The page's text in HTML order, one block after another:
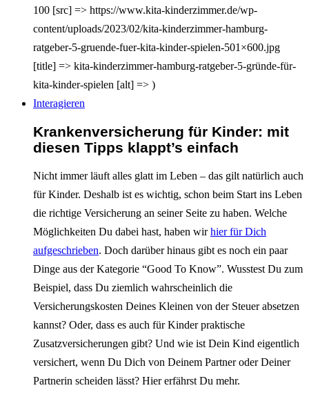
100 [src] => https://www.kita-kinderzimmer.de/wp-
content/uploads/2023/02/kita-kinderzimmer-hamburg-
ratgeber-5-gruende-fuer-kita-kinder-spielen-501×600.jpg
[title] => kita-kinderzimmer-hamburg-ratgeber-5-gründe-für-
kita-kinder-spielen [alt] => )
Interagieren
Krankenversicherung für Kinder: mit
diesen Tipps klappt’s einfach
Nicht immer läuft alles glatt im Leben – das gilt natürlich auch
für Kinder. Deshalb ist es wichtig, schon beim Start ins Leben
die richtige Versicherung an seiner Seite zu haben. Welche
Möglichkeiten Du dabei hast, haben wirhier für Dich
aufgeschrieben. Doch darüber hinaus gibt es noch ein paar
Dinge aus der Kategorie “Good To Know”. Wusstest Du zum
Beispiel, dass Du ziemlich wahrscheinlich die
Versicherungskosten Deines Kleinen von der Steuer absetzen
kannst? Oder, dass es auch für Kinder praktische
Zusatzversicherungen gibt? Und wie ist Dein Kind eigentlich
versichert, wenn Du Dich von Deinem Partner oder Deiner
Partnerin scheiden lässt? Hier erfährst Du mehr.